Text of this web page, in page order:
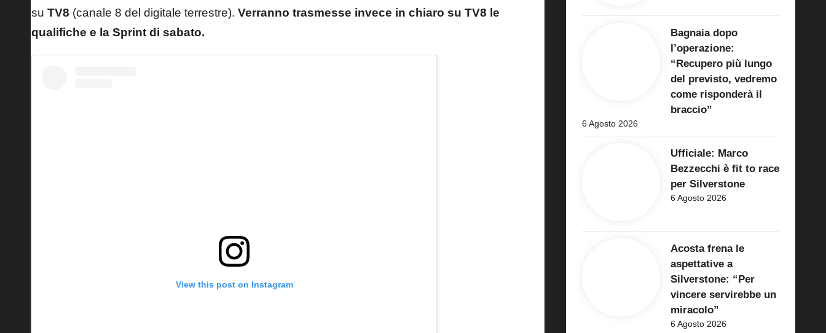
su TV8 (canale 8 del digitale terrestre). Verranno trasmesse invece in chiaro su TV8 le
qualifiche e la Sprint di sabato.
View this post on Instagram
Bagnaia dopo
l’operazione:
“Recupero più lungo
del previsto, vedremo
come risponderà il
braccio”
6 Agosto 2026
Ufficiale: Marco
Bezzecchi è fit to race
per Silverstone
6 Agosto 2026
Acosta frena le
aspettative a
Silverstone: “Per
vincere servirebbe un
miracolo”
6 Agosto 2026